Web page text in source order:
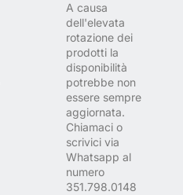
A causa
dell'elevata
rotazione dei
prodotti la
disponibilità
potrebbe non
essere sempre
aggiornata.
Chiamaci o
scrivici via
Whatsapp al
numero
351.798.0148